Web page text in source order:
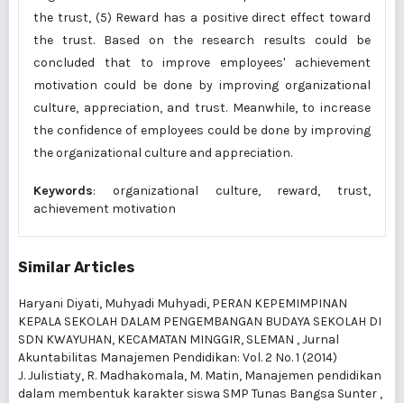
the trust, (5) Reward has a positive direct effect toward
the trust. Based on the research results could be
concluded that to improve employees' achievement
motivation could be done by improving organizational
culture, appreciation, and trust. Meanwhile, to increase
the confidence of employees could be done by improving
the organizational culture and appreciation.
Keywords: organizational culture, reward, trust,
achievement motivation
Similar Articles
Haryani Diyati, Muhyadi Muhyadi, PERAN KEPEMIMPINAN
KEPALA SEKOLAH DALAM PENGEMBANGAN BUDAYA SEKOLAH DI
SDN KWAYUHAN, KECAMATAN MINGGIR, SLEMAN ,Jurnal
Akuntabilitas Manajemen Pendidikan: Vol. 2 No. 1 (2014)
J. Julistiaty, R. Madhakomala, M. Matin, Manajemen pendidikan
dalam membentuk karakter siswa SMP Tunas Bangsa Sunter ,